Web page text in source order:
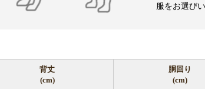
服をお選び
背丈
(cm)
胴回り
(cm)